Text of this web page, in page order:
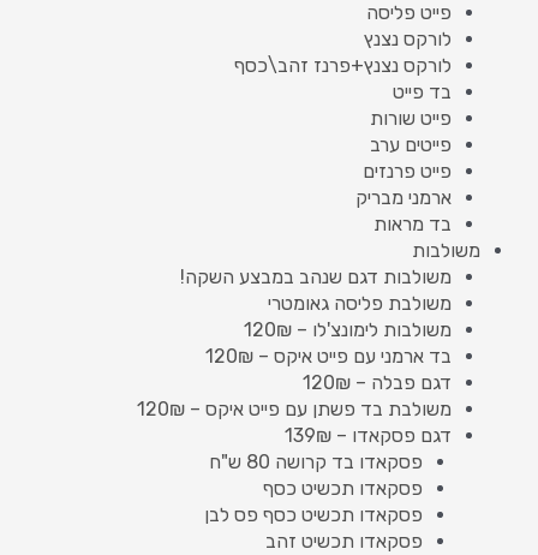
פייט פליסה
לורקס נצנץ
לורקס נצנץ+פרנז זהב\כסף
בד פייט
פייט שורות
פייטים ערב
פייט פרנזים
ארמני מבריק
בד מראות
משולבות
משולבות דגם שנהב במבצע השקה!
משולבת פליסה גאומטרי
משולבות לימונצ'לו – 120₪
בד ארמני עם פייט איקס – 120₪
דגם פבלה – 120₪
משולבת בד פשתן עם פייט איקס – 120₪
דגם פסקאדו – 139₪
פסקאדו בד קרושה 80 ש"ח
פסקאדו תכשיט כסף
פסקאדו תכשיט כסף פס לבן
פסקאדו תכשיט זהב